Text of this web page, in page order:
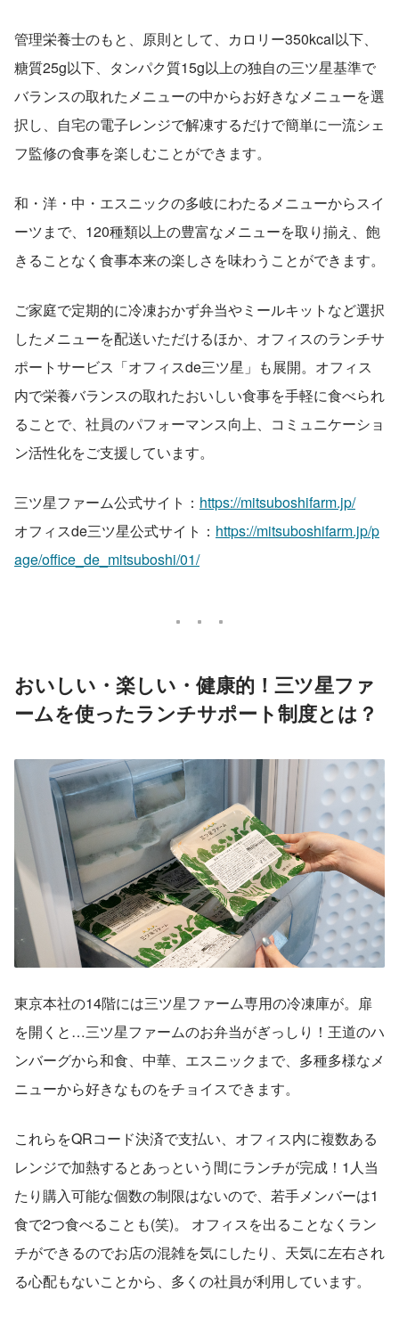
管理栄養士のもと、原則として、カロリー350kcal以下、
糖質25g以下、タンパク質15g以上の独自の三ツ星基準で
バランスの取れたメニューの中からお好きなメニューを選
択し、自宅の電子レンジで解凍するだけで簡単に一流シェ
フ監修の食事を楽しむことができます。
和・洋・中・エスニックの多岐にわたるメニューからスイ
ーツまで、120種類以上の豊富なメニューを取り揃え、飽
きることなく食事本来の楽しさを味わうことができます。
ご家庭で定期的に冷凍おかず弁当やミールキットなど選択
したメニューを配送いただけるほか、オフィスのランチサ
ポートサービス「オフィスde三ツ星」も展開。オフィス
内で栄養バランスの取れたおいしい食事を手軽に食べられ
ることで、社員のパフォーマンス向上、コミュニケーショ
ン活性化をご支援しています。
三ツ星ファーム公式サイト： https://mitsuboshifarm.jp/
オフィスde三ツ星公式サイト： https://mitsuboshifarm.jp/p
age/office_de_mitsuboshi/01/
おいしい・楽しい・健康的！三ツ星ファ
ームを使ったランチサポート制度とは？
東京本社の14階には三ツ星ファーム専用の冷凍庫が。扉
を開くと…三ツ星ファームのお弁当がぎっしり！王道のハ
ンバーグから和食、中華、エスニックまで、多種多様なメ
ニューから好きなものをチョイスできます。
これらをQRコード決済で支払い、オフィス内に複数ある
レンジで加熱するとあっという間にランチが完成！1人当
たり購入可能な個数の制限はないので、若手メンバーは1
食で2つ食べることも(笑)。 オフィスを出ることなくラン
チができるのでお店の混雑を気にしたり、天気に左右され
る心配もないことから、多くの社員が利用しています。